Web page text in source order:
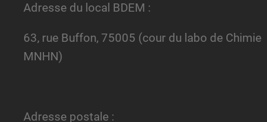
Adresse du local BDEM :
63, rue Buffon, 75005 (cour du labo de Chimie
MNHN)
Adresse postale :